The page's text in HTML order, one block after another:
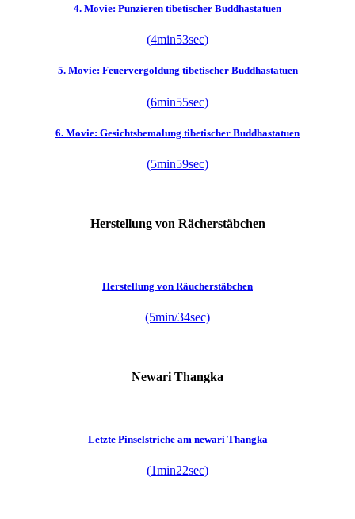
4. Movie: Punzieren tibetischer Buddhastatuen
(4min53sec)
5. Movie: Feuervergoldung tibetischer Buddhastatuen
(6min55sec)
6. Movie: Gesichtsbemalung tibetischer Buddhastatuen
(5min59sec)
Herstellung von Rächerstäbchen
Herstellung von Räucherstäbchen
(5min/34sec)
Newari Thangka
Letzte Pinselstriche am newari Thangka
(1min22sec)